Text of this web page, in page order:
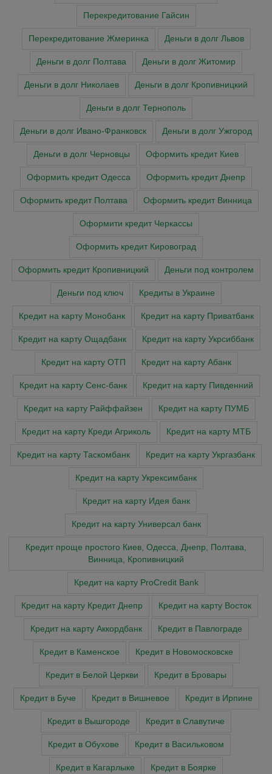
Перекредитование Гайсин
Перекредитование Жмеринка Деньги в долг Львов
Деньги в долг Полтава Деньги в долг Житомир
Деньги в долг Николаев Деньги в долг Кропивницкий
Деньги в долг Тернополь
Деньги в долг Ивано-Франковск Деньги в долг Ужгород
Деньги в долг Черновцы Оформить кредит Киев
Оформить кредит Одесса Оформить кредит Днепр
Оформить кредит Полтава Оформить кредит Винница
Оформити кредит Черкасcы
Оформить кредит Кировоград
Оформить кредит Кропивницкий Деньги под контролем
Деньги под ключ Кредиты в Украине
Кредит на карту Монобанк Кредит на карту Приватбанк
Кредит на карту Ощадбанк Кредит на карту Укрсиббанк
Кредит на карту ОТП Кредит на карту Абанк
Кредит на карту Сенс-банк Кредит на карту Пивденний
Кредит на карту Райффайзен Кредит на карту ПУМБ
Кредит на карту Креди Агриколь Кредит на карту МТБ
Кредит на карту Таскомбанк Кредит на карту Укргазбанк
Кредит на карту Укрексимбанк
Кредит на карту Идея банк
Кредит на карту Универсал банк
Кредит проще простого Киев, Одесса, Днепр, Полтава,
Винница, Кропивницкий
Кредит на карту ProCredit Bank
Кредит на карту Кредит Днепр Кредит на карту Восток
Кредит на карту Аккордбанк Кредит в Павлограде
Кредит в Каменское Кредит в Новомосковске
Кредит в Белой Церкви Кредит в Бровары
Кредит в Буче Кредит в Вишневое Кредит в Ирпине
Кредит в Вышгороде Кредит в Славутиче
Кредит в Обухове Кредит в Васильковом
Кредит в Кагарлыке Кредит в Боярке